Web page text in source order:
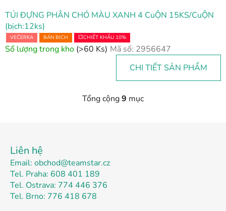
TÚI ĐỰNG PHÂN CHÓ MÀU XANH 4 CuỘN 15KS/CuỘN
(bịch:12ks)
VEČERKA BÁN BỊCH 💥CHIẾT KHẤU 10%
Số lượng trong kho (>60 Ks) Mã số: 2956647
CHI TIẾT SẢN PHẨM
D
Tổng cộng9 mục
Liên hệ
Email: obchod@teamstar.cz
Tel. Praha: 608 401 189
Tel. Ostrava: 774 446 376
Tel. Brno: 776 418 678